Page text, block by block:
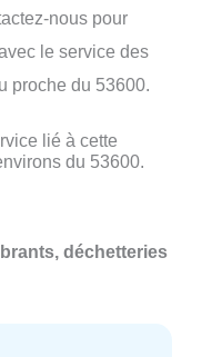
nous pour
le service des
proche du 53600.
lié à cette
du 53600.
déchetteries